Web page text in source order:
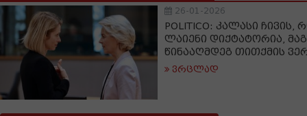
26-01-2026
POLITICO: კალასი
ლაიენი დიქტატორია,
წინააღმდეგ თითქმის
ვრცლად